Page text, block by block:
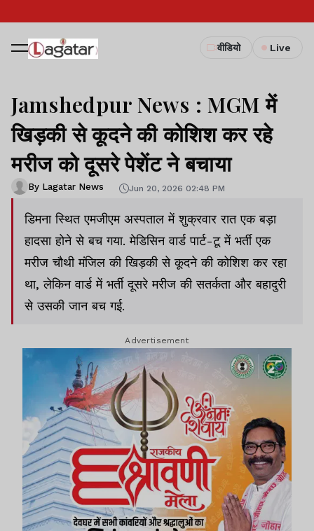
वीडियो Live
Jamshedpur News : MGM में
खिड़की से कूदने की कोशिश कर रहे
मरीज को दूसरे पेशेंट ने बचाया
By Lagatar News Jun 20, 2026 02:48 PM
डिमना स्थित एमजीएम अस्पताल में शुक्रवार रात एक बड़ा
हादसा होने से बच गया. मेडिसिन वार्ड पार्ट-टू में भर्ती एक
मरीज चौथी मंजिल की खिड़की से कूदने की कोशिश कर रहा
था, लेकिन वार्ड में भर्ती दूसरे मरीज की सतर्कता और बहादुरी
से उसकी जान बच गई.
Advertisement